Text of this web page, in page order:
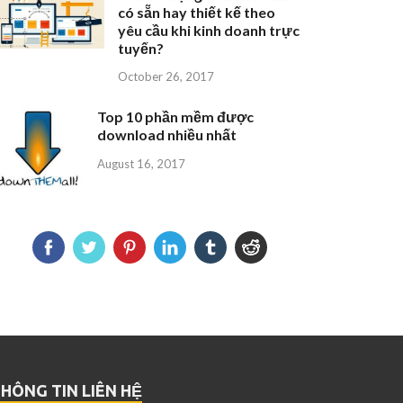
có sẵn hay thiết kế theo
yêu cầu khi kinh doanh trực
tuyến?
October 26, 2017
Top 10 phần mềm được
download nhiều nhất
August 16, 2017
TIN LIÊN HỆ